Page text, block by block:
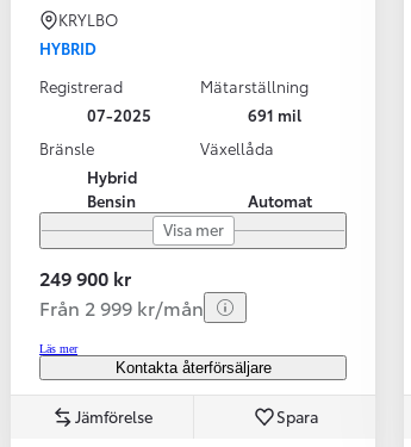
KRYLBO
HYBRID
Registrerad
07-2025
Mätarställning
691 mil
Bränsle
Hybrid
Bensin
Växellåda
Automat
Visa mer
249 900 kr
Från 2 999 kr/mån
Läs mer
Kontakta återförsäljare
Jämförelse Spara